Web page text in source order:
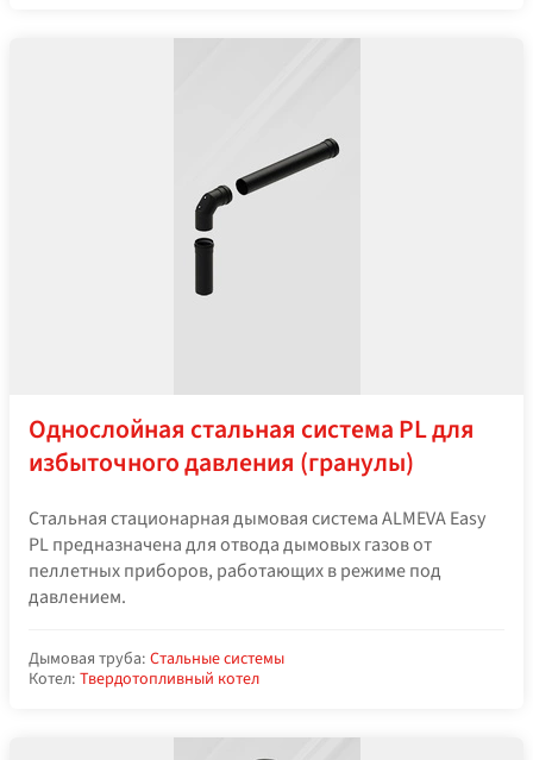
Однослойная стальная система PL для
избыточного давления (гранулы)
Стальная стационарная дымовая система ALMEVA Easy
PL предназначена для отвода дымовых газов от
пеллетных приборов, работающих в режиме под
давлением.
Дымовая труба: Стальные системы
Котел: Твердотопливный котел